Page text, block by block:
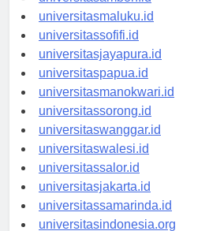
universitasmaluku.id
universitassofifi.id
universitasjayapura.id
universitaspapua.id
universitasmanokwari.id
universitassorong.id
universitaswanggar.id
universitaswalesi.id
universitassalor.id
universitasjakarta.id
universitassamarinda.id
universitasindonesia.org